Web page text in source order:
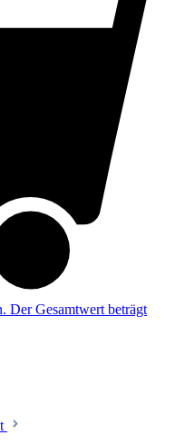
Der Gesamtwert beträgt